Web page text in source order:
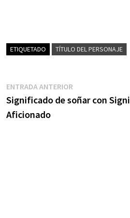
ETIQUETADO TÍTULO DEL PERSONAJE
Navegación
de
ENTRADA ANTERIOREntrada
anterior:
Significado de soñar con
Aficionado